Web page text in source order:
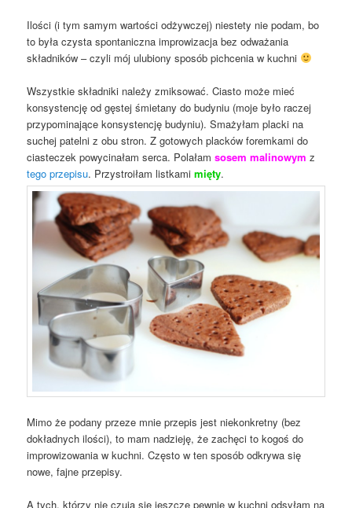
Ilości (i tym samym wartości odżywczej) niestety nie podam, bo
to była czysta spontaniczna improwizacja bez odważania
składników – czyli mój ulubiony sposób pichcenia w kuchni
Wszystkie składniki należy zmiksować. Ciasto może mieć
konsystencję od gęstej śmietany do budyniu (moje było raczej
przypominające konsystencję budyniu). Smażyłam placki na
suchej patelni z obu stron. Z gotowych placków foremkami do
ciasteczek powycinałam serca. Polałamsosem malinowym z
tego przepisu. Przystroiłam listkamimięty.
Mimo że podany przeze mnie przepis jest niekonkretny (bez
dokładnych ilości), to mam nadzieję, że zachęci to kogoś do
improwizowania w kuchni. Często w ten sposób odkrywa się
nowe, fajne przepisy.
A tych, którzy nie czują się jeszcze pewnie w kuchni odsyłam na